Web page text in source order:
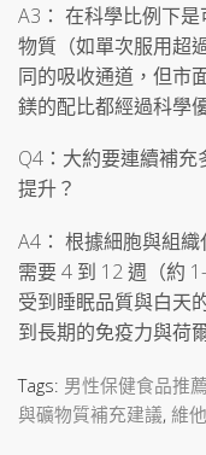
A3： 在科學比例下
物質（如單次服用超
同的吸收通道，但市
鎂的配比都經過科學
Q4：大約要連續補
提升？
A4： 根據細胞與組
需要 4 到 12 週（約
受到睡眠品質與白天
到長期的免疫力與荷
Tags: 男性保健食品推薦
與礦物質補充建議, 維